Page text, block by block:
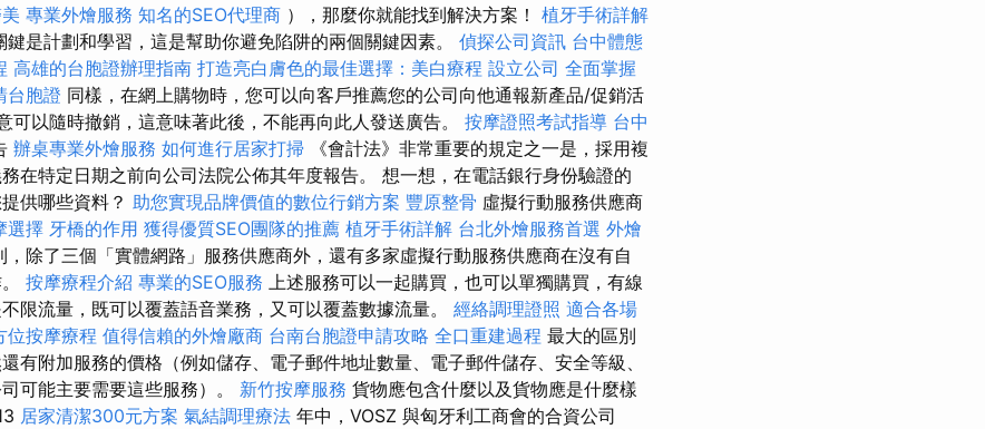
專業外燴服務 知名的SEO代理商 ），那麼你就能找到解決方案！ 植牙手術詳解
鍵是計劃和學習，這是幫助你避免陷阱的兩個關鍵因素。 偵探公司資訊 台中體態
高雄的台胞證辦理指南 打造亮白膚色的最佳選擇：美白療程 設立公司 全面掌握
台胞證 同樣，在網上購物時，您可以向客戶推薦您的公司向他通報新產品/促銷活
可以隨時撤銷，這意味著此後，不能再向此人發送廣告。 按摩證照考試指導 台中
辦桌專業外燴服務 如何進行居家打掃 《會計法》非常重要的規定之一是，採用複
在特定日期之前向公司法院公佈其年度報告。 想一想，在電話銀行身份驗證的
供哪些資料？ 助您實現品牌價值的數位行銷方案 豐原整骨 虛擬行動服務供應商
選擇 牙橋的作用 獲得優質SEO團隊的推薦 植牙手術詳解 台北外燴服務首選 外燴
，除了三個「實體網路」服務供應商外，還有多家虛擬行動服務供應商在沒有自
按摩療程介紹 專業的SEO服務 上述服務可以一起購買，也可以單獨購買，有線
限流量，既可以覆蓋語音業務，又可以覆蓋數據流量。 經絡調理證照 適合各場
位按摩療程 值得信賴的外燴廠商 台南台胞證申請攻略 全口重建過程 最大的區別
有附加服務的價格（例如儲存、電子郵件地址數量、電子郵件儲存、安全等級、
可能主要需要這些服務）。 新竹按摩服務 貨物應包含什麼以及貨物應是什麼樣
居家清潔300元方案 氣結調理療法 年中，VOSZ 與匈牙利工商會的合資公司